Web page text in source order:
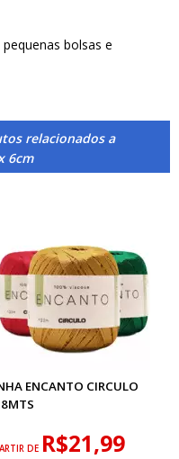
bolsas e
relacionados a
6cm
ENCANTO CIRCULO
DE R$21,99